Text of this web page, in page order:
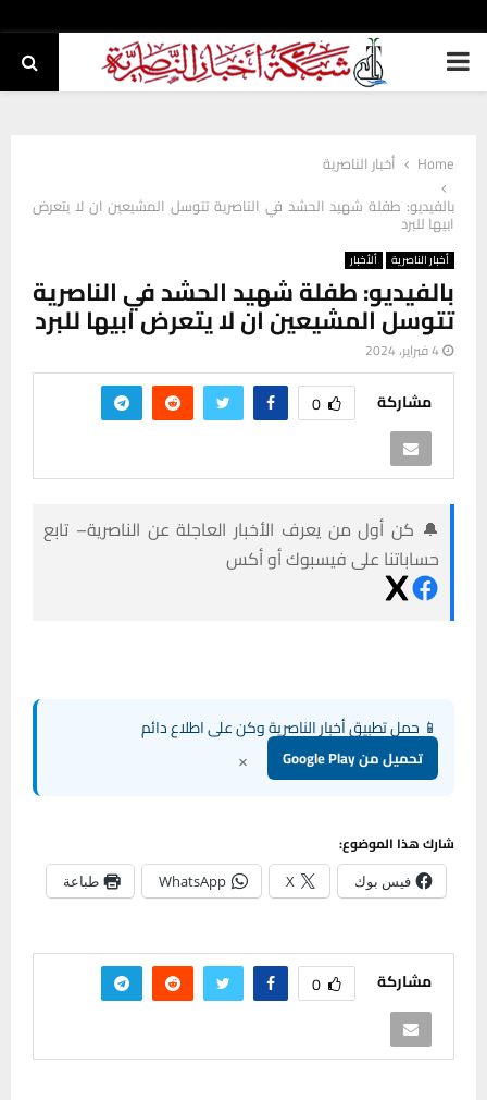
PRIMARY
Home
أخبار الناصرية
بالفيديو: طفلة شهيد الحشد في الناصرية تتوسل المشيعين ان لا يتعرض
ابيها للبرد
أخبار الناصرية ألأخبار
بالفيديو: طفلة شهيد الحشد في الناصرية
تتوسل المشيعين ان لا يتعرض ابيها للبرد
4 فبراير، 2024
مشاركة 0
🔔 كن أول من يعرف الأخبار العاجلة عن الناصرية– تابع
حساباتنا على فيسبوك أو أكس
📱 حمل تطبيق أخبار الناصرية وكن على اطلاع دائم
تحميل من Google Play ×
شارك هذا الموضوع:
فيس بوك X
WhatsApp طباعة
مشاركة 0